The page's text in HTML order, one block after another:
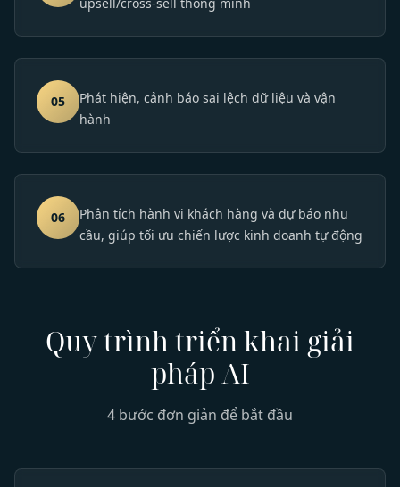
05
Phát hiện, cảnh báo sai lệch dữ liệu và vận
hành
06
Phân tích hành vi khách hàng và dự báo nhu
cầu, giúp tối ưu chiến lược kinh doanh tự động
Quy trình triển khai giải
pháp AI
4 bước đơn giản để bắt đầu